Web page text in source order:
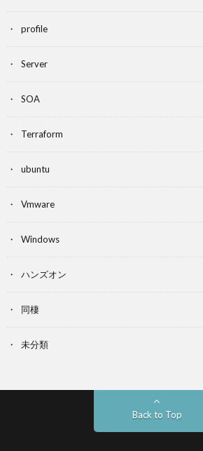
profile
Server
SOA
Terraform
ubuntu
Vmware
Windows
ハンズオン
同棲
未分類
Back to Top